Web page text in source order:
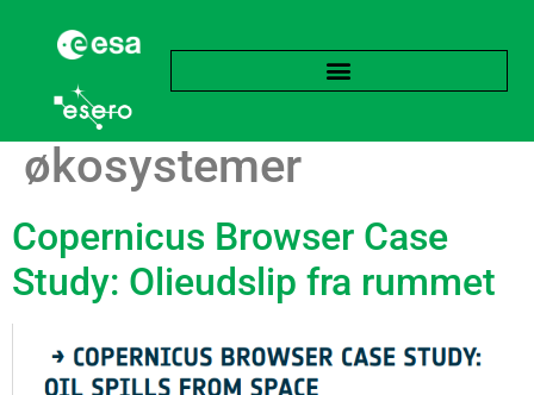
Tag:Marine
økosystemer
Copernicus Browser Case
Study: Olieudslip fra rummet